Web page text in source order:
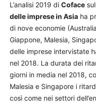
L’analisi 2019 di Coface sul
delle imprese in Asia ha
di nove economie
Giappone, Malesia,
delle imprese intervistate
nel 2018. La durata dei
giorni in media nel 2018,
Malesia e Singapore i
così come nei settori